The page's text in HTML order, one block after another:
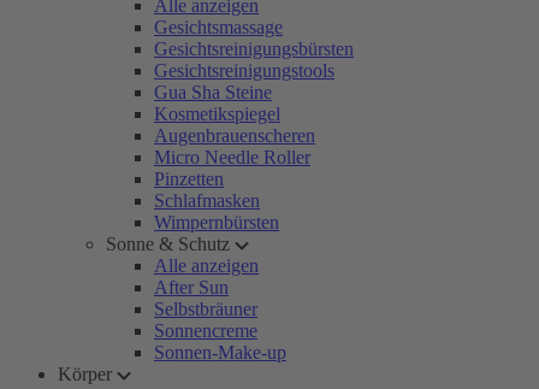
Alle anzeigen
Gesichtsmassage
Gesichtsreinigungsbürsten
Gesichtsreinigungstools
Gua Sha Steine
Kosmetikspiegel
Augenbrauenscheren
Micro Needle Roller
Pinzetten
Schlafmasken
Wimpernbürsten
Sonne & Schutz
Alle anzeigen
After Sun
Selbstbräuner
Sonnencreme
Sonnen-Make-up
Körper